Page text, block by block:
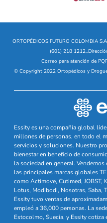
ORTOPÉDICOS FUTURO COLOMBIA
(601) 218 1212_
Correo para atención de
© Copyright 2022 Ortopédicos y
Essity es una compañía global
millones de personas, en todo el
servicios y soluciones. Nuestro
bienestar en beneficio de
la sociedad en general.
las principales marcas globales
como Actimove, Cutimed, JOBST,
Lotus, Modibodi, Nosotras, Saba,
Essity tuvo ventas de
empleó a 36,000 personas. La
Estocolmo, Suecia, y Essity